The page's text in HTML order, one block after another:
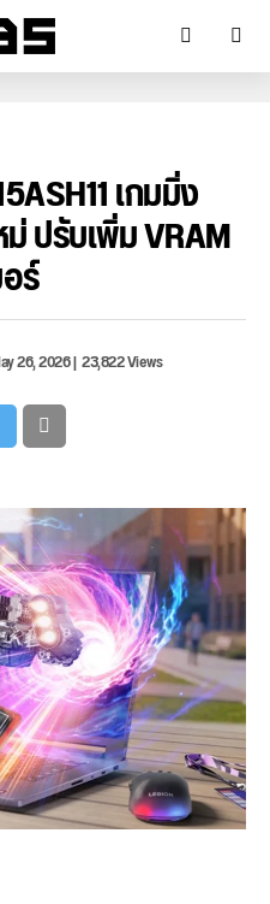
เกมมิ่ง
ปรับเพิ่ม VRAM
ร์
26, 2026|23,822 Views